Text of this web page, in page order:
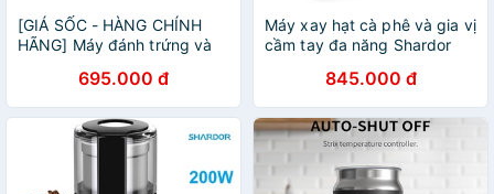
[GIÁ SỐC - HÀNG CHÍNH
HÃNG] Máy đánh trứng và
tốc độ Shardor HM315S,
công suất 350W
695.000 đ
Máy xay hạt cà phê và gia vị
cầm tay đa năng Shardor
845.000 đ